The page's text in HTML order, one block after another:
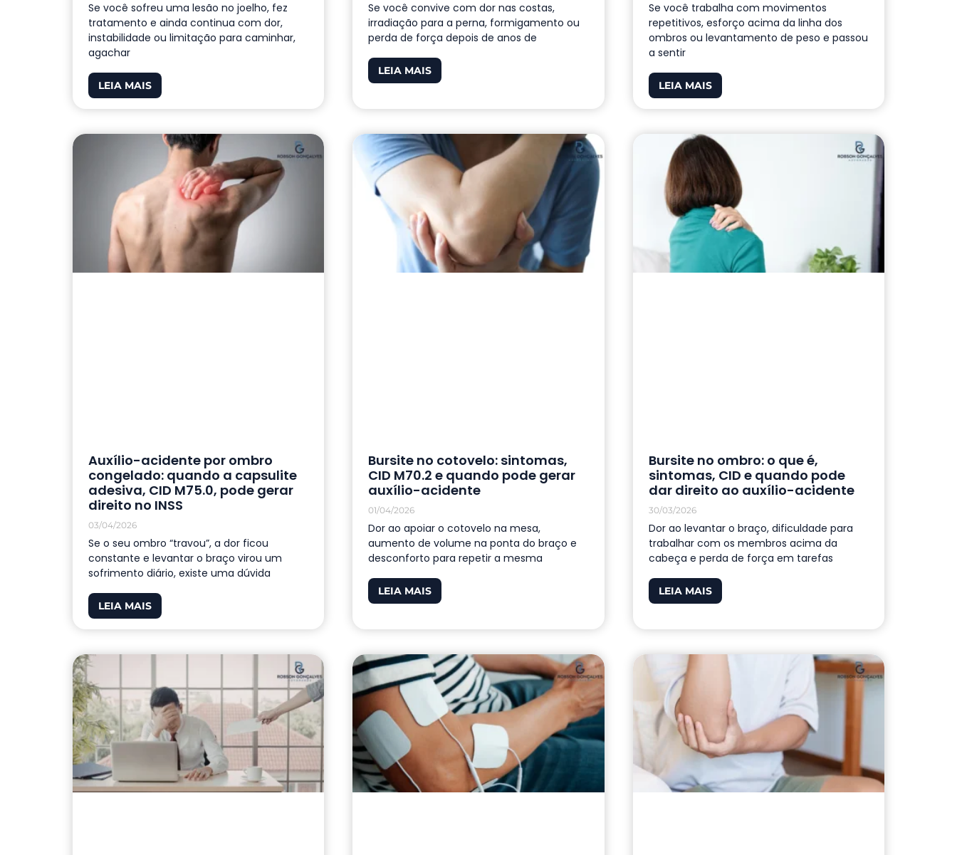
Se você sofreu uma lesão no joelho, fez
tratamento e ainda continua com dor,
instabilidade ou limitação para caminhar,
agachar
LEIA MAIS
Se você convive com dor nas costas,
irradiação para a perna, formigamento ou
perda de força depois de anos de
LEIA MAIS
Se você trabalha com movimentos
repetitivos, esforço acima da linha dos
ombros ou levantamento de peso e passou
a sentir
LEIA MAIS
Auxílio-acidente por ombro
congelado: quando a capsulite
adesiva, CID M75.0, pode gerar
direito no INSS
03/04/2026
Se o seu ombro “travou”, a dor ficou
constante e levantar o braço virou um
sofrimento diário, existe uma dúvida
LEIA MAIS
Bursite no cotovelo: sintomas,
CID M70.2 e quando pode gerar
auxílio-acidente
01/04/2026
Dor ao apoiar o cotovelo na mesa,
aumento de volume na ponta do braço e
desconforto para repetir a mesma
LEIA MAIS
Bursite no ombro: o que é,
sintomas, CID e quando pode
dar direito ao auxílio-acidente
30/03/2026
Dor ao levantar o braço, dificuldade para
trabalhar com os membros acima da
cabeça e perda de força em tarefas
LEIA MAIS